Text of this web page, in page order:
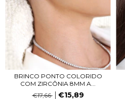
BRINCO PONTO COLORIDO
COM ZIRCÔNIA 8MM A...
€17,66
€15,89